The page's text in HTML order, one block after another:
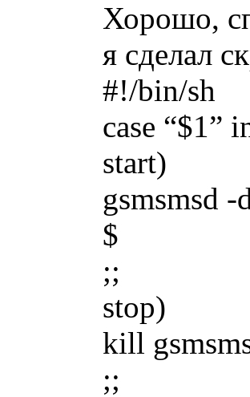
Хорошо,
я сделал
#!/bin/sh
case “$1”
start)
gsmsmsd
$
;;
stop)
kill
;;